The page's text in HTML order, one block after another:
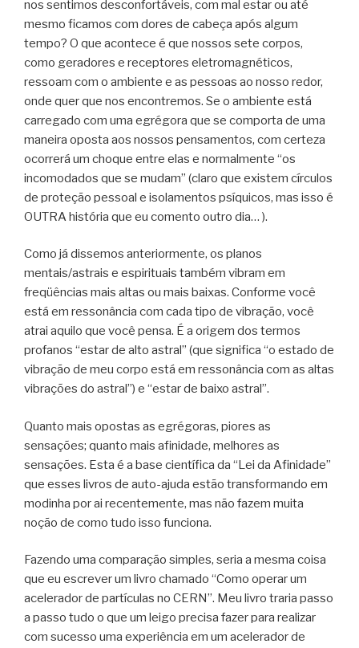
nos sentimos desconfortáveis, com mal estar ou até
mesmo ficamos com dores de cabeça após algum
tempo? O que acontece é que nossos sete corpos,
como geradores e receptores eletromagnéticos,
ressoam com o ambiente e as pessoas ao nosso redor,
onde quer que nos encontremos. Se o ambiente está
carregado com uma egrégora que se comporta de uma
maneira oposta aos nossos pensamentos, com certeza
ocorrerá um choque entre elas e normalmente “os
incomodados que se mudam” (claro que existem círculos
de proteção pessoal e isolamentos psíquicos, mas isso é
OUTRA história que eu comento outro dia… ).
Como já dissemos anteriormente, os planos
mentais/astrais e espirituais também vibram em
freqüências mais altas ou mais baixas. Conforme você
está em ressonância com cada tipo de vibração, você
atrai aquilo que você pensa. É a origem dos termos
profanos “estar de alto astral” (que significa “o estado de
vibração de meu corpo está em ressonância com as altas
vibrações do astral”) e “estar de baixo astral”.
Quanto mais opostas as egrégoras, piores as
sensações; quanto mais afinidade, melhores as
sensações. Esta é a base científica da “Lei da Afinidade”
que esses livros de auto-ajuda estão transformando em
modinha por ai recentemente, mas não fazem muita
noção de como tudo isso funciona.
Fazendo uma comparação simples, seria a mesma coisa
que eu escrever um livro chamado “Como operar um
acelerador de partículas no CERN”. Meu livro traria passo
a passo tudo o que um leigo precisa fazer para realizar
com sucesso uma experiência em um acelerador de